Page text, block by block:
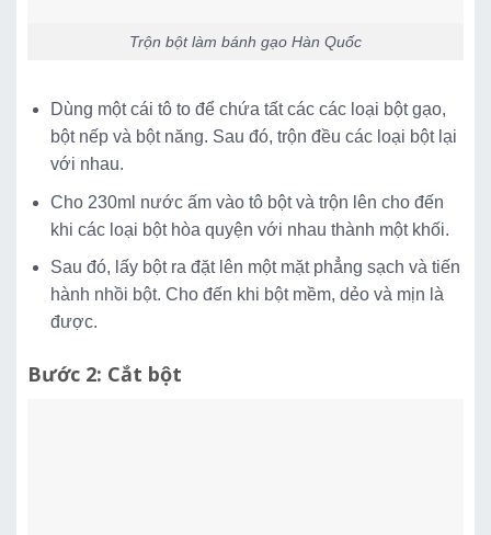
Trộn bột làm bánh gạo Hàn Quốc
Dùng một cái tô to để chứa tất các các loại bột gạo,
bột nếp và bột năng. Sau đó, trộn đều các loại bột lại
với nhau.
Cho 230ml nước ấm vào tô bột và trộn lên cho đến
khi các loại bột hòa quyện với nhau thành một khối.
Sau đó, lấy bột ra đặt lên một mặt phẳng sạch và tiến
hành nhồi bột. Cho đến khi bột mềm, dẻo và mịn là
được.
Bước 2: Cắt bột